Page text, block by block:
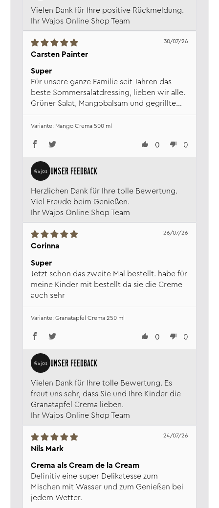
Vielen Dank für Ihre positive Rückmeldung.
Ihr Wajos Online Shop Team
Carsten Painter
30/07/26
Super
Für unsere ganze Familie seit Jahren das
beste Sommersalatdressing, lieben wir alle.
Grüner Salat, Mangobalsam und gegrillte
0 0
Herzlichen Dank für Ihre tolle Bewertung.
Viel Freude beim Genießen.
Ihr Wajos Online Shop Team
Mango Crema 500 ml
Corinna
26/07/26
Super
Jetzt schon das zweite Mal bestellt. habe für
meine Kinder mit bestellt da sie die Creme
auch sehr
0 0
Vielen Dank für Ihre tolle Bewertung. Es
freut uns sehr, dass Sie und Ihre Kinder die
Granatapfel Crema lieben.
Ihr Wajos Online Shop Team
Granatapfel Crema 250 ml
Nils Mark
24/07/26
Crema als Cream de la Cream
Definitiv eine super Delikatesse zum
Mischen mit Wasser und zum Genießen bei
jedem Wetter.